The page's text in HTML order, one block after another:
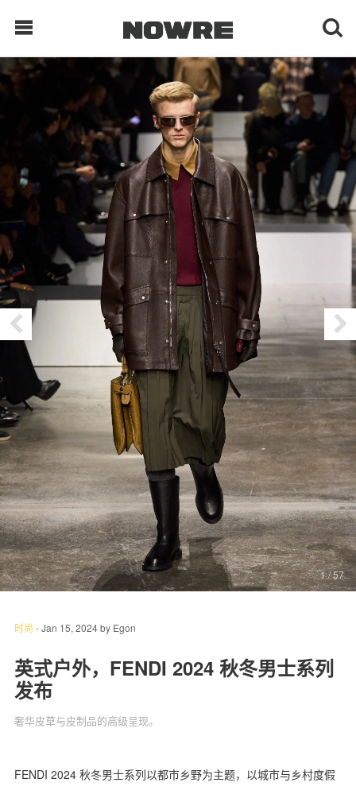
每日鲜榨
现客视点
每日栏目
时 尚
球 鞋
生 活
科 技
关于我们 联系我们
1/ 57
时尚 -Jan 15, 2024by Egon
英式户外，FENDI 2024 秋冬男士系列
发布
奢华皮草与皮制品的高级呈现。
FENDI 2024 秋冬男士系列以都市乡野为主题，以城市与乡村度假